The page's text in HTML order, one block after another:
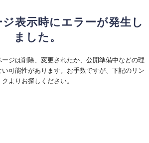
表示時にエラーが発生し
ました。
ジは削除、変更されたか、公開準備中などの理
可能性があります。お手数ですが、下記のリン
クよりお探しください。